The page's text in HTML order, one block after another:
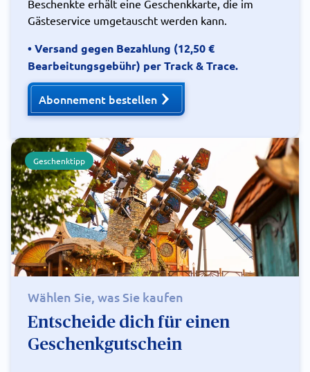
Beschenkte erhält eine Geschenkkarte, die im
Gästeservice umgetauscht werden kann.
• Versand gegen Bezahlung (12,50 €
Bearbeitungsgebühr) per Track & Trace.
Abonnement bestellen
Geschenktipp
Wählen Sie, was Sie kaufen
Entscheide dich für einen
Geschenkgutschein